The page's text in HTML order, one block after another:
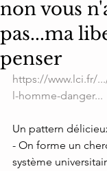
non vous
pas...ma
penser
https://www.lci.fr/
l-homme-danger...
Un pattern
- On forme un
système